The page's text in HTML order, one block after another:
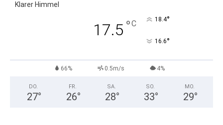
Klarer Himmel
17.5 °C 18.4°
16.6°
66% 0.5m/s 4%
DO.
27°
FR.
26°
SA.
28°
SO.
33°
MO.
29°